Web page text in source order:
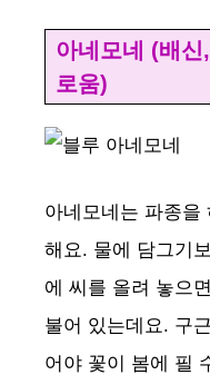
아네모네 (배
로움)
아네모네는 파종을
해요. 물에 담그기
에 씨를 올려 놓으
불어 있는데요. 구
어야 꽃이 봄에 필